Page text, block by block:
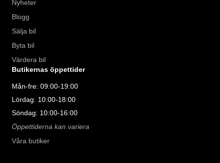
Nyheter
Blogg
Sälja bil
Byta bil
Värdera bil
Butikernas öppettider
Mån-fre: 09:00-19:00
Lördag: 10:00-18:00
Söndag: 10:00-16:00
Öppettiderna kan variera
Våra butiker